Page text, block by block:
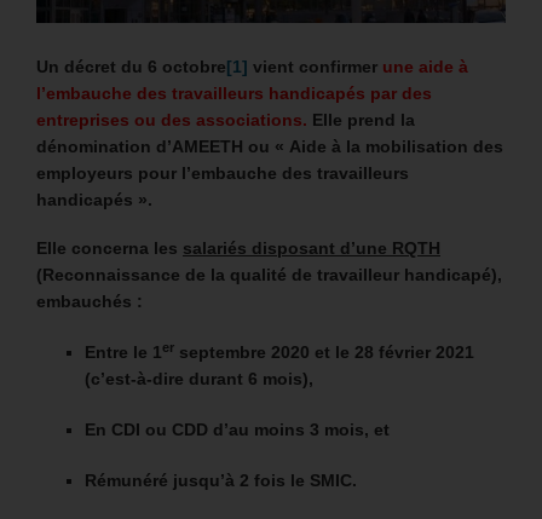
Un décret du 6 octobre[1] vient confirmer une aide à
l’embauche des travailleurs handicapés par des
entreprises ou des associations. Elle prend la
dénomination d’AMEETH ou « Aide à la mobilisation des
employeurs pour l’embauche des travailleurs
handicapés ».
Elle concerna les salariés disposant d’une RQTH
(Reconnaissance de la qualité de travailleur handicapé),
embauchés :
Entre le 1 er septembre 2020 et le 28 février 2021
(c’est-à-dire durant 6 mois),
En CDI ou CDD d’au moins 3 mois, et
Rémunéré jusqu’à 2 fois le SMIC.